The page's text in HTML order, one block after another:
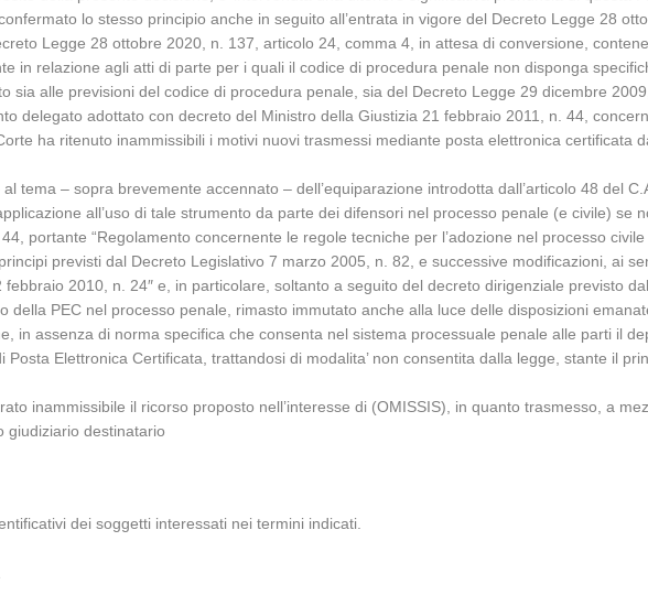
lo stesso principio anche in seguito all’entrata in vigore del Decreto Legge 28
Legge 28 ottobre 2020, n. 137, articolo 24, comma 4, in attesa di conversione,
in relazione agli atti di parte per i quali il codice di procedura penale non disponga
sia alle previsioni del codice di procedura penale, sia del Decreto Legge 29 dicembre
delegato adottato con decreto del Ministro della Giustizia 21 febbraio 2011, n. 44,
ha ritenuto inammissibili i motivi nuovi trasmessi mediante posta elettronica certificata
tema – sopra brevemente accennato – dell’equiparazione introdotta dall’articolo 48 del
all’uso di tale strumento da parte dei difensori nel processo penale (e civile) se
portante “Regolamento concernente le regole tecniche per l’adozione nel processo
previsti dal Decreto Legislativo 7 marzo 2005, n. 82, e successive modificazioni, ai
2010, n. 24″ e, in particolare, soltanto a seguito del decreto dirigenziale previsto
della PEC nel processo penale, rimasto immutato anche alla luce delle disposizioni
in assenza di norma specifica che consenta nel sistema processuale penale alle parti il
Elettronica Certificata, trattandosi di modalita’ non consentita dalla legge, stante il
inammissibile il ricorso proposto nell’interesse di (OMISSIS), in quanto trasmesso, a
giudiziario destinatario
dei soggetti interessati nei termini indicati.